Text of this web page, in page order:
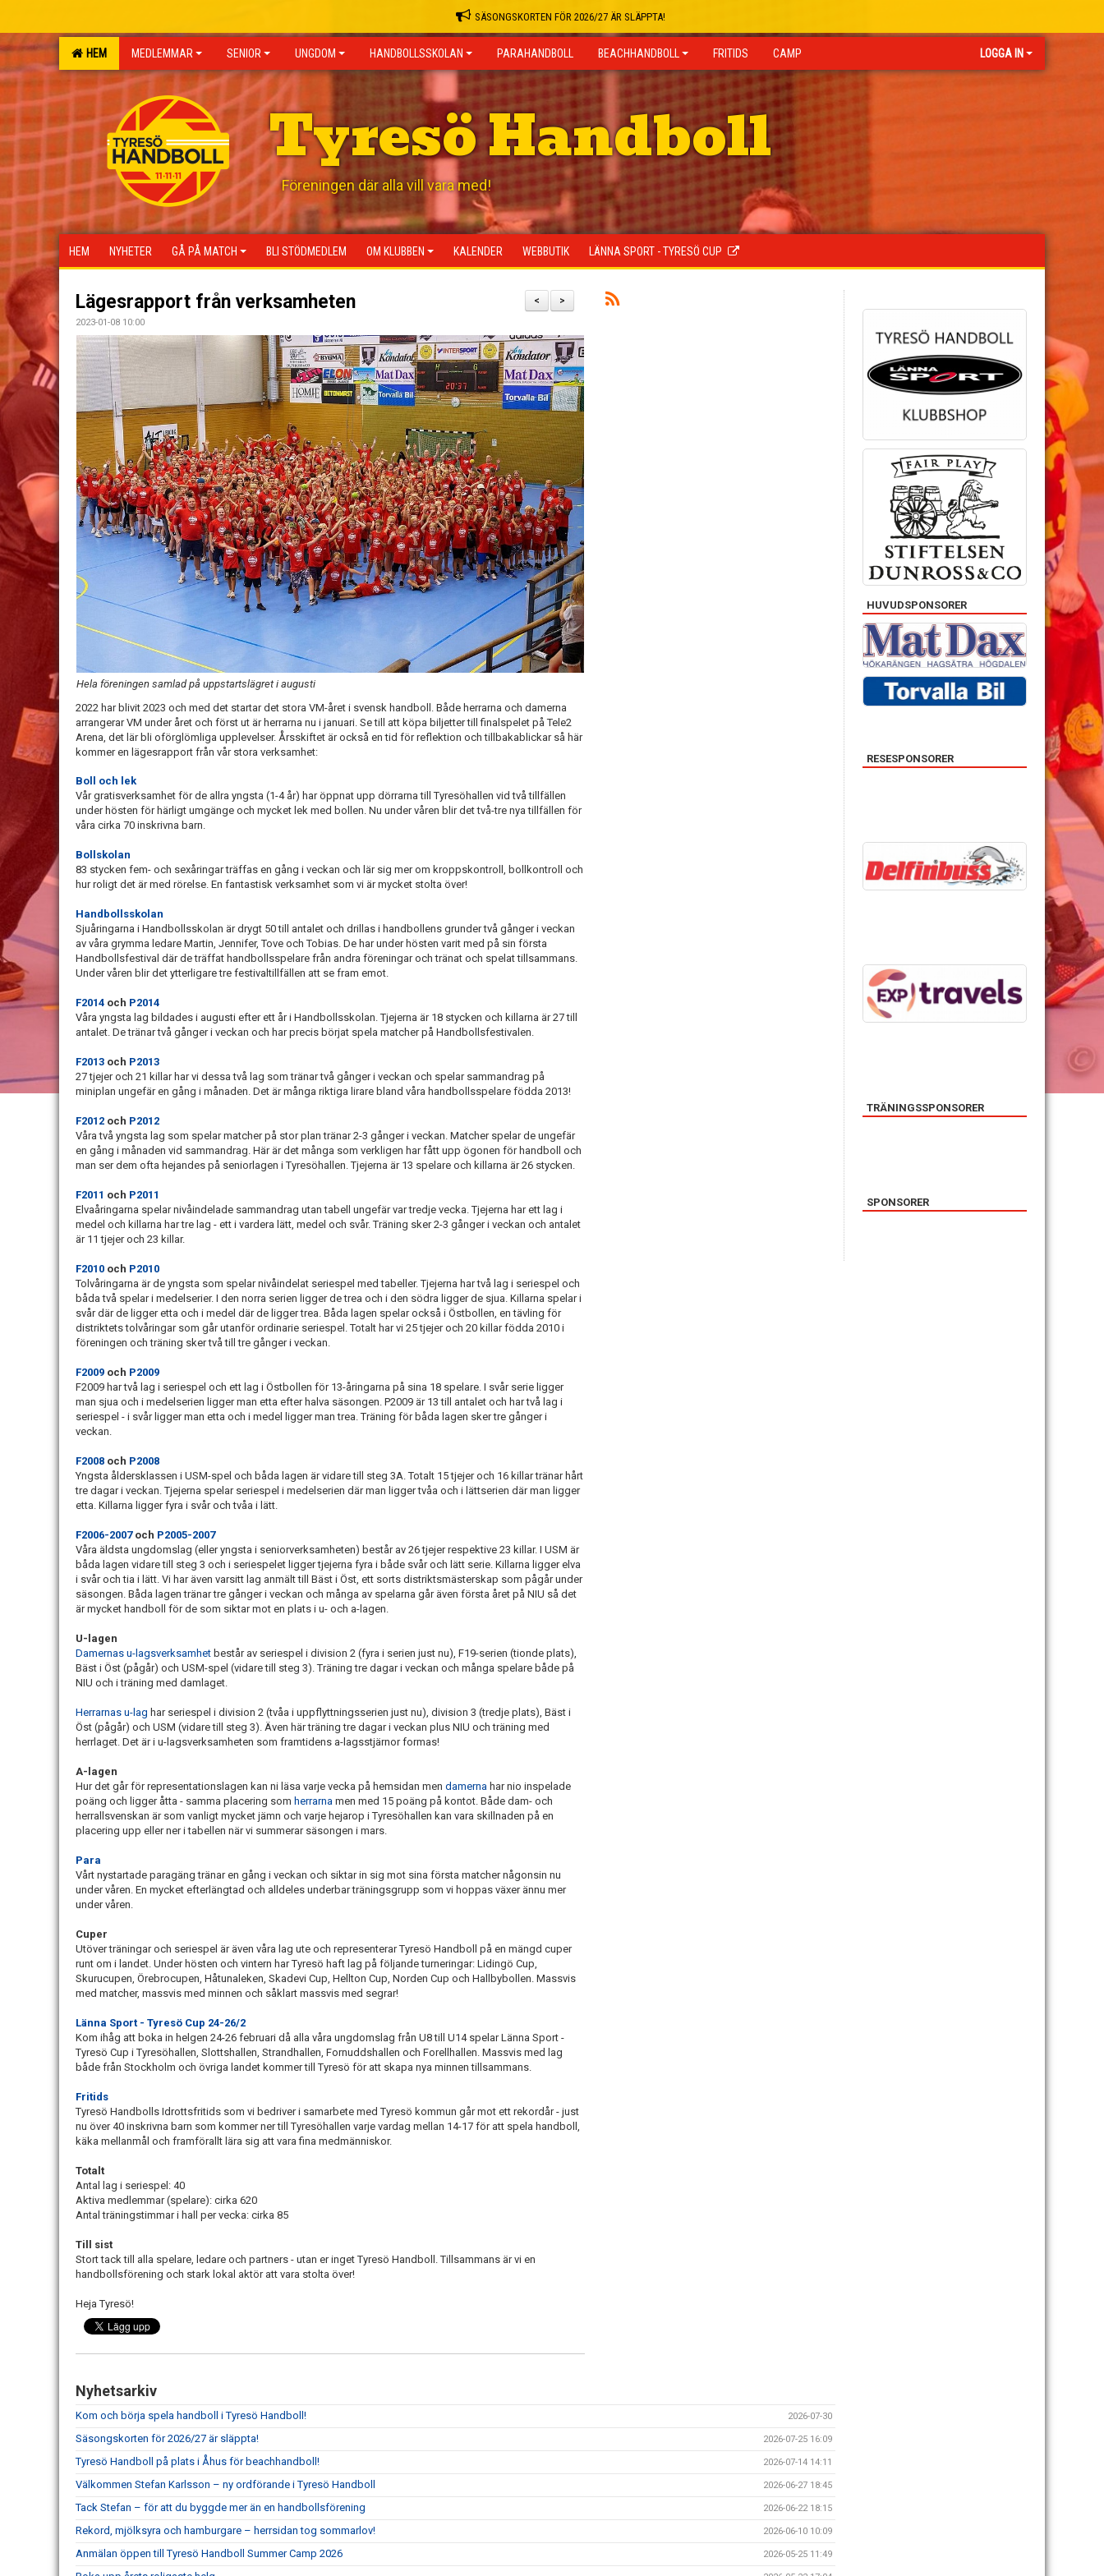
SÄSONGSKORTEN FÖR 2026/27 ÄR SLÄPPTA!
HEM MEDLEMMAR SENIOR UNGDOM HANDBOLLSSKOLAN PARAHANDBOLL BEACHHANDBOLL FRITIDS CAMP LOGGA IN
Tyresö Handboll
Föreningen där alla vill vara med!
HEM NYHETER GÅ PÅ MATCH BLI STÖDMEDLEM OM KLUBBEN KALENDER WEBBUTIK LÄNNA SPORT - TYRESÖ CUP
>
<
Lägesrapport från verksamheten
2023-01-08 10:00
Hela föreningen samlad på uppstartslägret i augusti
2022 har blivit 2023 och med det startar det stora VM-året i svensk handboll. Både herrarna och damerna
arrangerar VM under året och först ut är herrarna nu i januari. Se till att köpa biljetter till finalspelet på Tele2
Arena, det lär bli oförglömliga upplevelser. Årsskiftet är också en tid för reflektion och tillbakablickar så här
kommer en lägesrapport från vår stora verksamhet:
Boll och lek
Vår gratisverksamhet för de allra yngsta (1-4 år) har öppnat upp dörrarna till Tyresöhallen vid två tillfällen
under hösten för härligt umgänge och mycket lek med bollen. Nu under våren blir det två-tre nya tillfällen för
våra cirka 70 inskrivna barn.
Bollskolan
83 stycken fem- och sexåringar träffas en gång i veckan och lär sig mer om kroppskontroll, bollkontroll och
hur roligt det är med rörelse. En fantastisk verksamhet som vi är mycket stolta över!
Handbollsskolan
Sjuåringarna i Handbollsskolan är drygt 50 till antalet och drillas i handbollens grunder två gånger i veckan
av våra grymma ledare Martin, Jennifer, Tove och Tobias. De har under hösten varit med på sin första
Handbollsfestival där de träffat handbollsspelare från andra föreningar och tränat och spelat tillsammans.
Under våren blir det ytterligare tre festivaltillfällen att se fram emot.
F2014 och P2014
Våra yngsta lag bildades i augusti efter ett år i Handbollsskolan. Tjejerna är 18 stycken och killarna är 27 till
antalet. De tränar två gånger i veckan och har precis börjat spela matcher på Handbollsfestivalen.
F2013 och P2013
27 tjejer och 21 killar har vi dessa två lag som tränar två gånger i veckan och spelar sammandrag på
miniplan ungefär en gång i månaden. Det är många riktiga lirare bland våra handbollsspelare födda 2013!
F2012 och P2012
Våra två yngsta lag som spelar matcher på stor plan tränar 2-3 gånger i veckan. Matcher spelar de ungefär
en gång i månaden vid sammandrag. Här är det många som verkligen har fått upp ögonen för handboll och
man ser dem ofta hejandes på seniorlagen i Tyresöhallen. Tjejerna är 13 spelare och killarna är 26 stycken.
F2011 och P2011
Elvaåringarna spelar nivåindelade sammandrag utan tabell ungefär var tredje vecka. Tjejerna har ett lag i
medel och killarna har tre lag - ett i vardera lätt, medel och svår. Träning sker 2-3 gånger i veckan och antalet
är 11 tjejer och 23 killar.
F2010 och P2010
Tolvåringarna är de yngsta som spelar nivåindelat seriespel med tabeller. Tjejerna har två lag i seriespel och
båda två spelar i medelserier. I den norra serien ligger de trea och i den södra ligger de sjua. Killarna spelar i
svår där de ligger etta och i medel där de ligger trea. Båda lagen spelar också i Östbollen, en tävling för
distriktets tolvåringar som går utanför ordinarie seriespel. Totalt har vi 25 tjejer och 20 killar födda 2010 i
föreningen och träning sker två till tre gånger i veckan.
F2009 och P2009
F2009 har två lag i seriespel och ett lag i Östbollen för 13-åringarna på sina 18 spelare. I svår serie ligger
man sjua och i medelserien ligger man etta efter halva säsongen. P2009 är 13 till antalet och har två lag i
seriespel - i svår ligger man etta och i medel ligger man trea. Träning för båda lagen sker tre gånger i
veckan.
F2008 och P2008
Yngsta åldersklassen i USM-spel och båda lagen är vidare till steg 3A. Totalt 15 tjejer och 16 killar tränar hårt
tre dagar i veckan. Tjejerna spelar seriespel i medelserien där man ligger tvåa och i lättserien där man ligger
etta. Killarna ligger fyra i svår och tvåa i lätt.
F2006-2007och P2005-2007
Våra äldsta ungdomslag (eller yngsta i seniorverksamheten) består av 26 tjejer respektive 23 killar. I USM är
båda lagen vidare till steg 3 och i seriespelet ligger tjejerna fyra i både svår och lätt serie. Killarna ligger elva
i svår och tia i lätt. Vi har även varsitt lag anmält till Bäst i Öst, ett sorts distriktsmästerskap som pågår under
säsongen. Båda lagen tränar tre gånger i veckan och många av spelarna går även första året på NIU så det
är mycket handboll för de som siktar mot en plats i u- och a-lagen.
U-lagen
Damernas u-lagsverksamhet består av seriespel i division 2 (fyra i serien just nu), F19-serien (tionde plats),
Bäst i Öst (pågår) och USM-spel (vidare till steg 3). Träning tre dagar i veckan och många spelare både på
NIU och i träning med damlaget.
Herrarnas u-lag har seriespel i division 2 (tvåa i uppflyttningsserien just nu), division 3 (tredje plats), Bäst i
Öst (pågår) och USM (vidare till steg 3). Även här träning tre dagar i veckan plus NIU och träning med
herrlaget. Det är i u-lagsverksamheten som framtidens a-lagsstjärnor formas!
A-lagen
Hur det går för representationslagen kan ni läsa varje vecka på hemsidan men damerna har nio inspelade
poäng och ligger åtta - samma placering som herrarna men med 15 poäng på kontot. Både dam- och
herrallsvenskan är som vanligt mycket jämn och varje hejarop i Tyresöhallen kan vara skillnaden på en
placering upp eller ner i tabellen när vi summerar säsongen i mars.
Para
Vårt nystartade paragäng tränar en gång i veckan och siktar in sig mot sina första matcher någonsin nu
under våren. En mycket efterlängtad och alldeles underbar träningsgrupp som vi hoppas växer ännu mer
under våren.
Cuper
Utöver träningar och seriespel är även våra lag ute och representerar Tyresö Handboll på en mängd cuper
runt om i landet. Under hösten och vintern har Tyresö haft lag på följande turneringar: Lidingö Cup,
Skurucupen, Örebrocupen, Håtunaleken, Skadevi Cup, Hellton Cup, Norden Cup och Hallbybollen. Massvis
med matcher, massvis med minnen och såklart massvis med segrar!
Länna Sport - Tyresö Cup 24-26/2
Kom ihåg att boka in helgen 24-26 februari då alla våra ungdomslag från U8 till U14 spelar Länna Sport -
Tyresö Cup i Tyresöhallen, Slottshallen, Strandhallen, Fornuddshallen och Forellhallen. Massvis med lag
både från Stockholm och övriga landet kommer till Tyresö för att skapa nya minnen tillsammans.
Fritids
Tyresö Handbolls Idrottsfritids som vi bedriver i samarbete med Tyresö kommun går mot ett rekordår - just
nu över 40 inskrivna barn som kommer ner till Tyresöhallen varje vardag mellan 14-17 för att spela handboll,
käka mellanmål och framförallt lära sig att vara fina medmänniskor.
Totalt
Antal lag i seriespel: 40
Aktiva medlemmar (spelare): cirka 620
Antal träningstimmar i hall per vecka: cirka 85
Till sist
Stort tack till alla spelare, ledare och partners - utan er inget Tyresö Handboll. Tillsammans är vi en
handbollsförening och stark lokal aktör att vara stolta över!
Heja Tyresö!
Nyhetsarkiv
Kom och börja spela handboll i Tyresö Handboll! 2026-07-30
Säsongskorten för 2026/27 är släppta! 2026-07-25 16:09
Tyresö Handboll på plats i Åhus för beachhandboll! 2026-07-14 14:11
Välkommen Stefan Karlsson – ny ordförande i Tyresö Handboll 2026-06-27 18:45
Tack Stefan – för att du byggde mer än en handbollsförening 2026-06-22 18:15
Rekord, mjölksyra och hamburgare – herrsidan tog sommarlov! 2026-06-10 10:09
Anmälan öppen till Tyresö Handboll Summer Camp 2026 2026-05-25 11:49
HUVUDSPONSORER
RESESPONSORER
TRÄNINGSSPONSORER
SPONSORER